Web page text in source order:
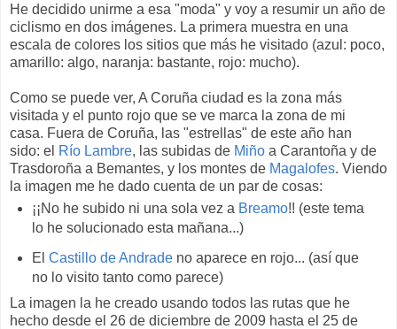
He decidido unirme a esa "moda" y voy a resumir un año de
ciclismo en dos imágenes. La primera muestra en una
escala de colores los sitios que más he visitado (azul: poco,
amarillo: algo, naranja: bastante, rojo: mucho).
Como se puede ver, A Coruña ciudad es la zona más
visitada y el punto rojo que se ve marca la zona de mi
casa. Fuera de Coruña, las "estrellas" de este año han
sido: el Río Lambre, las subidas de Miño a Carantoña y de
Trasdoroña a Bemantes, y los montes de Magalofes. Viendo
la imagen me he dado cuenta de un par de cosas:
¡¡No he subido ni una sola vez a Breamo!! (este tema
lo he solucionado esta mañana...)
El Castillo de Andradeno aparece en rojo... (así que
no lo visito tanto como parece)
La imagen la he creado usando todos las rutas que he
hecho desde el 26 de diciembre de 2009 hasta el 25 de